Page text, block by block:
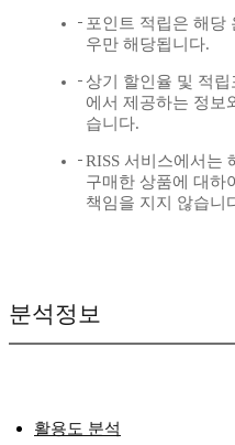
포인트 적립은 해당
우만 해당됩니다.
상기 할인율 및 적
에서 제공하는 정보
습니다.
RISS 서비스에서는
구매한 상품에 대하
책임을 지지 않습니
분석정보
활용도 분석